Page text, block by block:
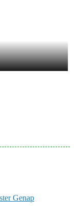
Genap